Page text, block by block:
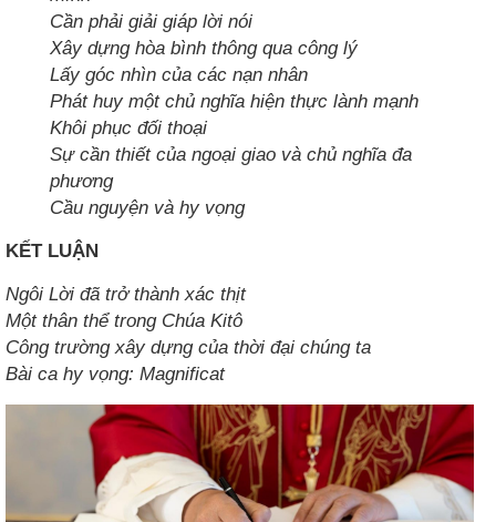
Cần phải giải giáp lời nói
Xây dựng hòa bình thông qua công lý
Lấy góc nhìn của các nạn nhân
Phát huy một chủ nghĩa hiện thực lành mạnh
Khôi phục đối thoại
Sự cần thiết của ngoại giao và chủ nghĩa đa
phương
Cầu nguyện và hy vọng
KẾT LUẬN
Ngôi Lời đã trở thành xác thịt
Một thân thể trong Chúa Kitô
Công trường xây dựng của thời đại chúng ta
Bài ca hy vọng: Magnificat